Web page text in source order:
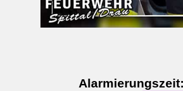
Alarmierungszeit: